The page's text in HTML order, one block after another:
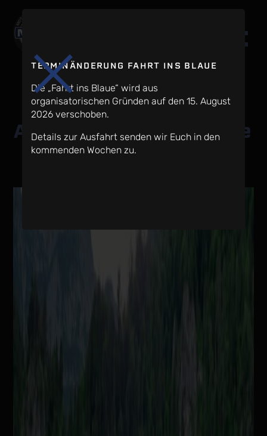
Archiv:Clubfahrzeuge
TERMINÄNDERUNG FAHRT INS BLAUE
Die „Fahrt ins Blaue“ wird aus
organisatorischen Gründen auf den 15. August
2026 verschoben.
Details zur Ausfahrt senden wir Euch in den
kommenden Wochen zu.